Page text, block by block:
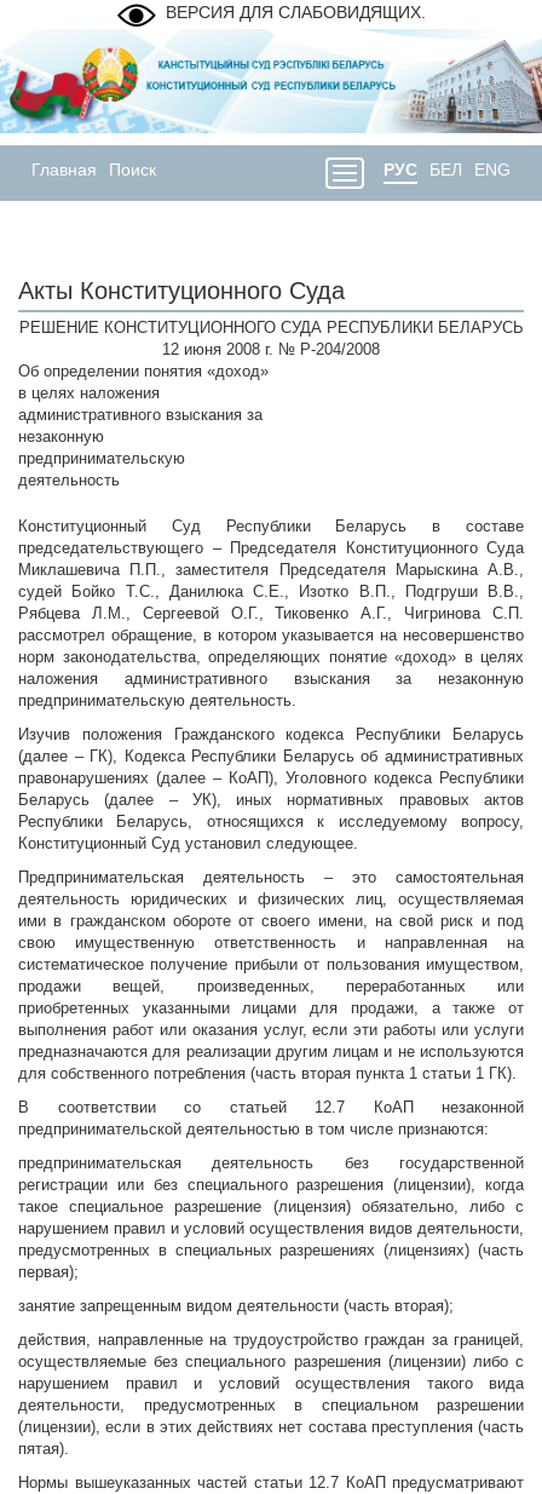
ВЕРСИЯ ДЛЯ СЛАБОВИДЯЩИХ.
Главная Поиск РУС БЕЛ ENG
Акты Конституционного Суда
РЕШЕНИЕ КОНСТИТУЦИОННОГО СУДА РЕСПУБЛИКИ БЕЛАРУСЬ
12 июня 2008 г. № Р-204/2008
Об определении понятия «доход»
в целях наложения
административного взыскания за
незаконную
предпринимательскую
деятельность
Конституционный Суд Республики Беларусь в составе
председательствующего – Председателя Конституционного Суда
Миклашевича П.П., заместителя Председателя Марыскина А.В.,
судей Бойко Т.С., Данилюка С.Е., Изотко В.П., Подгруши В.В.,
Рябцева Л.М., Сергеевой О.Г., Тиковенко А.Г., Чигринова С.П.
рассмотрел обращение, в котором указывается на несовершенство
норм законодательства, определяющих понятие «доход» в целях
наложения административного взыскания за незаконную
предпринимательскую деятельность.
Изучив положения Гражданского кодекса Республики Беларусь
(далее – ГК), Кодекса Республики Беларусь об административных
правонарушениях (далее – КоАП), Уголовного кодекса Республики
Беларусь (далее – УК), иных нормативных правовых актов
Республики Беларусь, относящихся к исследуемому вопросу,
Конституционный Суд установил следующее.
Предпринимательская деятельность – это самостоятельная
деятельность юридических и физических лиц, осуществляемая
ими в гражданском обороте от своего имени, на свой риск и под
свою имущественную ответственность и направленная на
систематическое получение прибыли от пользования имуществом,
продажи вещей, произведенных, переработанных или
приобретенных указанными лицами для продажи, а также от
выполнения работ или оказания услуг, если эти работы или услуги
предназначаются для реализации другим лицам и не используются
для собственного потребления (часть вторая пункта 1 статьи 1 ГК).
В соответствии со статьей 12.7 КоАП незаконной
предпринимательской деятельностью в том числе признаются:
предпринимательская деятельность без государственной
регистрации или без специального разрешения (лицензии), когда
такое специальное разрешение (лицензия) обязательно, либо с
нарушением правил и условий осуществления видов деятельности,
предусмотренных в специальных разрешениях (лицензиях) (часть
первая);
занятие запрещенным видом деятельности (часть вторая);
действия, направленные на трудоустройство граждан за границей,
осуществляемые без специального разрешения (лицензии) либо с
нарушением правил и условий осуществления такого вида
деятельности, предусмотренных в специальном разрешении
(лицензии), если в этих действиях нет состава преступления (часть
пятая).
Нормы вышеуказанных частей статьи 12.7 КоАП предусматривают